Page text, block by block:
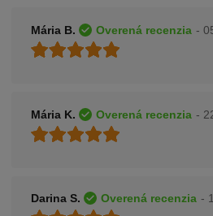
Mária B. Overená recenzia -
Mária K. Overená recenzia -
Darina S. Overená recenzia -